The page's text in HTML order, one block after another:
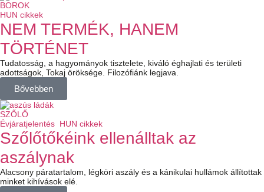
BOROK
HUN cikkek
NEM TERMÉK, HANEM
TÖRTÉNET
Tudatosság, a hagyományok tisztelete, kiváló éghajlati és területi
adottságok, Tokaj öröksége. Filozófiánk legjava.
Bővebben
SZŐLŐ
Évjáratjelentés HUN cikkek
Szőlőtőkéink ellenálltak az
aszálynak
Alacsony páratartalom, légköri aszály és a kánikulai hullámok állítottak
minket kihívások elé.